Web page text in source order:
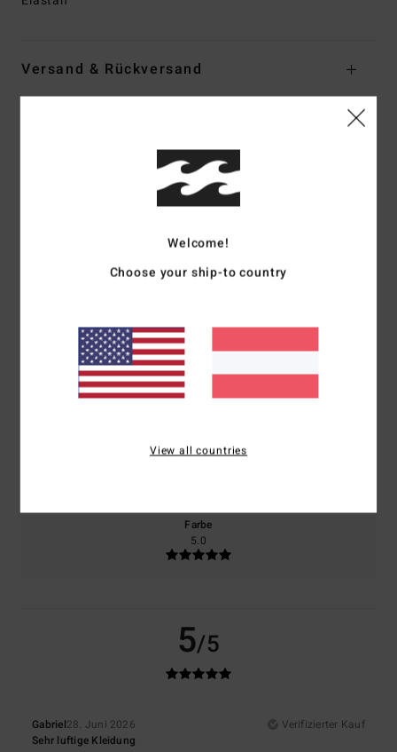
Versand & Rückversand
Kundenbewertungen
Durchschnittliche Bewertung
5.0/5
0% unserer Kunden empfehlen dieses Produkt
Komfort
4.0
Preis-Leistungs-Verhältnis
Farbe
5.0
5/5
Gabriel28. Juni 2026
Verifizierter Kauf
Sehr luftige Kleidung
Welcome!
Choose your ship-to country
View all countries